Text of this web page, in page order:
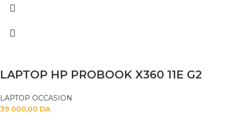
LAPTOP HP PROBOOK X360 11E G2
LAPTOP OCCASION
39 000,00 DA